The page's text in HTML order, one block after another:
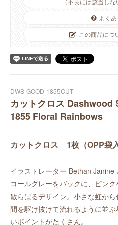
よく
この商品につ
DWS-GOOD-1855CUT
カットクロス
1855 Floral Rainbows
カットクロス 1枚（OPP袋
イラストレーター Bethan Janine
コールグレーをバックに、ピン
散らばるデザイン。小さな虹か
間を駆け抜けて流れるように並
いポイントがたくさん。